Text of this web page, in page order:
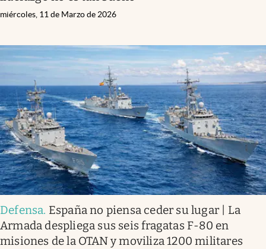
miércoles, 11 de Marzo de 2026
Defensa. España no piensa ceder su lugar | La
Armada despliega sus seis fragatas F-80 en
misiones de la OTAN y moviliza 1200 militares